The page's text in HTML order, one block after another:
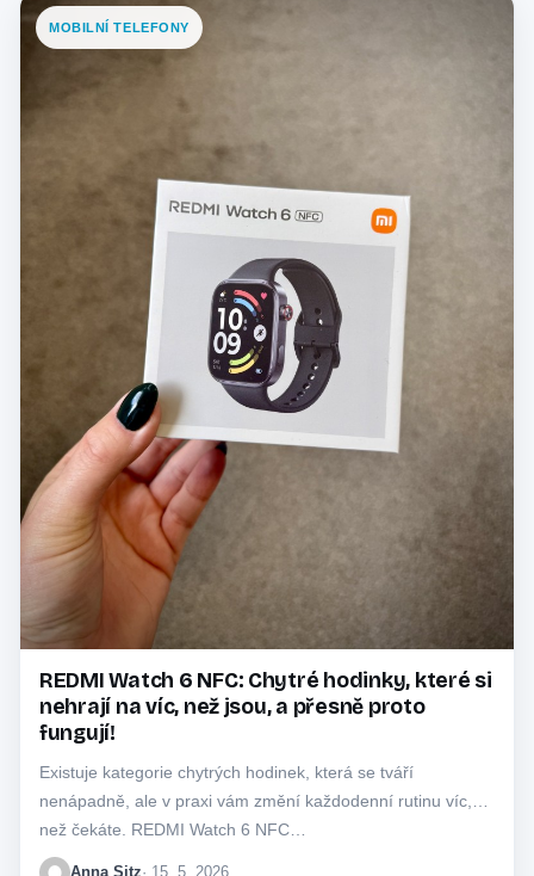
MOBILNÍ TELEFONY
REDMI Watch 6 NFC: Chytré hodinky, které si
nehrají na víc, než jsou, a přesně proto
fungují!
Existuje kategorie chytrých hodinek, která se tváří
nenápadně, ale v praxi vám změní každodenní rutinu víc,
než čekáte. REDMI Watch 6 NFC…
Anna Sitz· 15. 5. 2026